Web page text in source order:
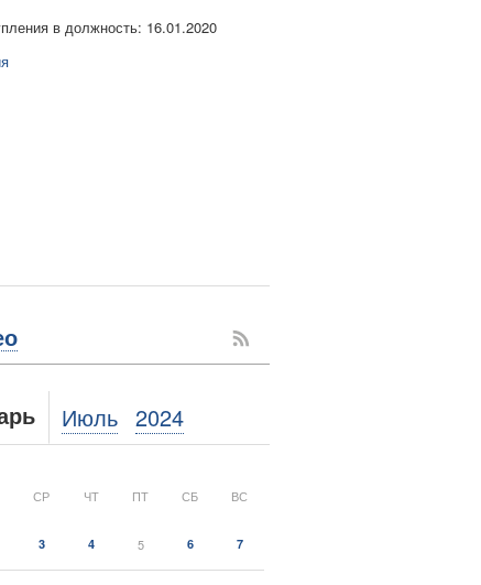
в должность: 16.01.2020
Июль 2024
СР ЧТ ПТ СБ ВС
3 4 5 6 7